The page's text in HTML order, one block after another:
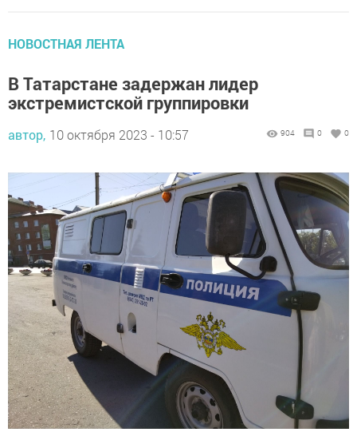
НОВОСТНАЯ ЛЕНТА
В Татарстане задержан лидер
экстремистской группировки
автор, 10 октября 2023 - 10:57 904 0 0